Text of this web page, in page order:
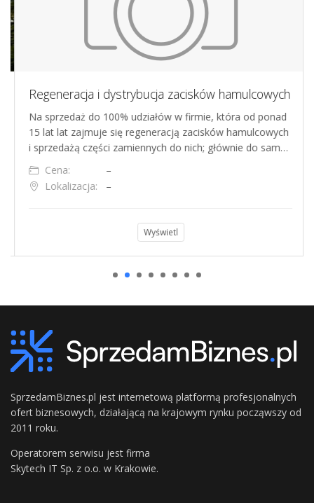
Regeneracja i dystrybucja zacisków hamulcowych
Na sprzedaż do 100% udziałów w firmie, która od ponad
15 lat lat zajmuje się regeneracją zacisków hamulcowych
i sprzedażą części zamiennych do nich; głównie do sam…
Cena:
–
Lokalizacja:
–
Wyświetl
SprzedamBiznes.pl jest internetową platformą profesjonalnych
ofert biznesowych, działającą na krajowym rynku począwszy od
2011 roku.
Operatorem serwisu jest firma
Skytech IT Sp. z o.o. w Krakowie.